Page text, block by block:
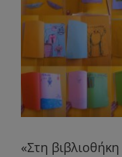
«Στη βιβλιοθήκη